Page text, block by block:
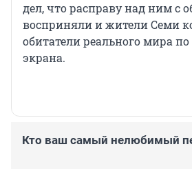
дел, что расправу над ним с
восприняли и жители Семи
обитатели реального мира
экрана.
Кто ваш самый нелюбимый